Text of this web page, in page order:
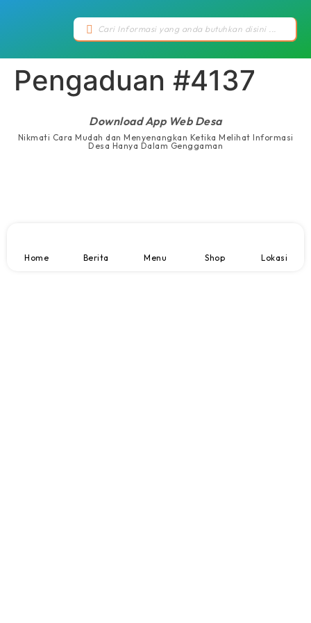
Pengaduan #4137
Download App Web Desa
Nikmati Cara Mudah dan Menyenangkan Ketika Melihat Informasi
Desa Hanya Dalam Genggaman
Home Berita Menu Shop Lokasi